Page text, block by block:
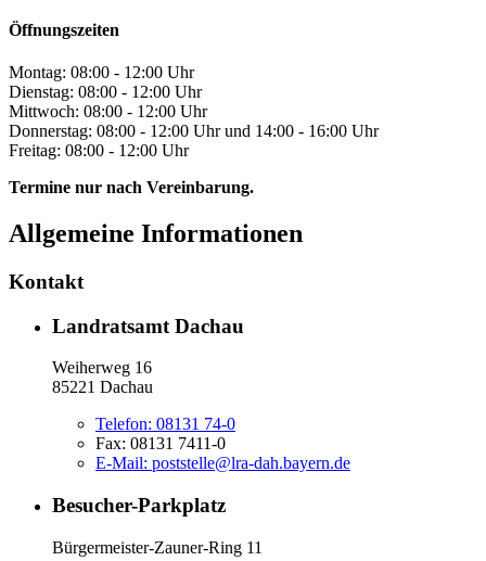
Öffnungszeiten
Montag: 08:00 - 12:00 Uhr
Dienstag: 08:00 - 12:00 Uhr
Mittwoch: 08:00 - 12:00 Uhr
Donnerstag: 08:00 - 12:00 Uhr und 14:00 - 16:00 Uhr
Freitag: 08:00 - 12:00 Uhr
Termine nur nach Vereinbarung.
Allgemeine Informationen
Kontakt
Landratsamt Dachau
Weiherweg 16
85221 Dachau
Telefon: 08131 74-0
Fax: 08131 7411-0
E-Mail: poststelle@lra-dah.bayern.de
Besucher-Parkplatz
Bürgermeister-Zauner-Ring 11